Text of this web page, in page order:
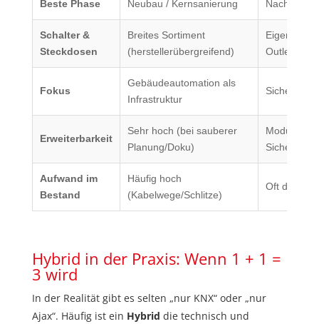
Beste Phase Neubau / Kernsanierung
Schalter &
Steckdosen
Breites Sortiment
(herstellerübergreifend)
Eigene
Outlets/
Fokus
Gebäudeautomation als
Infrastruktur
Sicherheit
Erweiterbarkeit
Sehr hoch (bei sauberer
Planung/Doku)
Modular,
Aufwand im
Bestand
Häufig hoch
(Kabelwege/Schlitze)
Oft
Hybrid in der Praxis: Wenn 1 + 1 =
3 wird
In der Realität gibt es selten „nur KNX“ oder „nur
Ajax“. Häufig ist ein Hybrid die technisch und